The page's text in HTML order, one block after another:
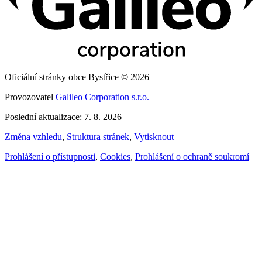
Oficiální stránky obce Bystřice © 2026
Provozovatel Galileo Corporation s.r.o.
Poslední aktualizace: 7. 8. 2026
Změna vzhledu, Struktura stránek, Vytisknout
Prohlášení o přístupnosti, Cookies, Prohlášení o ochraně soukromí